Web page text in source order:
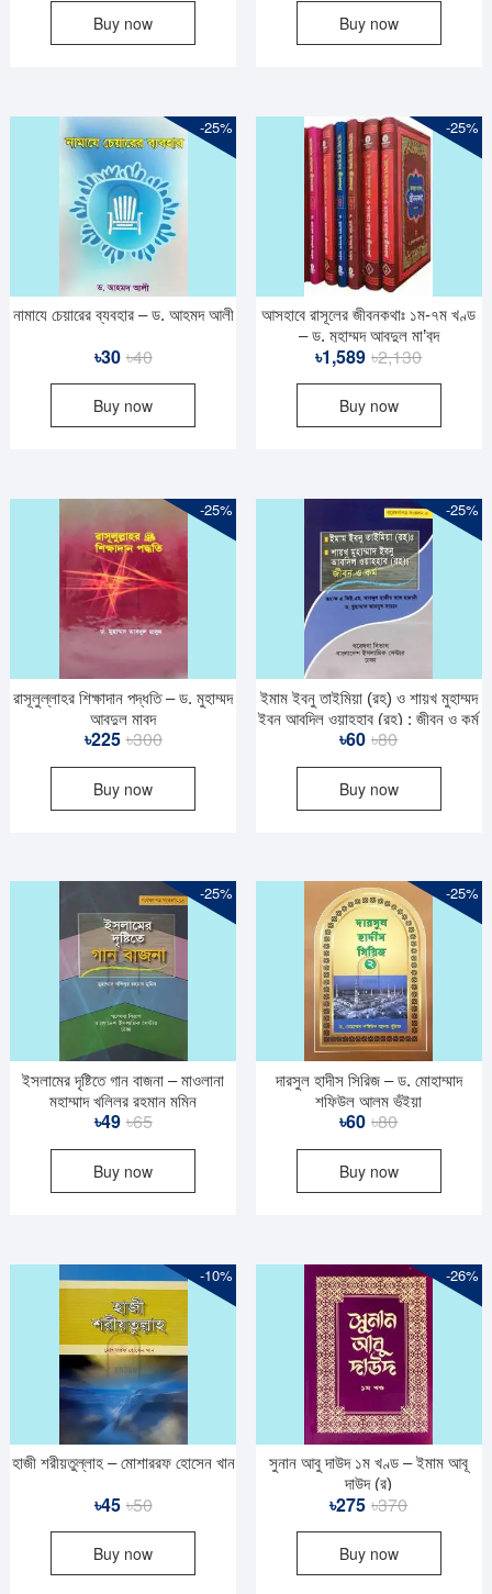
৳420.
৳310.
Buy now
৳180.
৳135.
Buy now
-25%
নামাযে চেয়ারের ব্যবহার – ড. আহমদ আলী
৳40Original
price
was:
৳40.
৳30
Current
price
is:
৳30.
Buy now
-25%
আসহাবে রাসূলের জীবনকথাঃ ১ম-৭ম খণ্ড
– ড. মুহাম্মদ আবদুল মা’বুদ
৳2,130Original
price
৳2,130.
৳1,589
Current
price
৳1,589.
Buy now
-25%
রাসূলুল্লাহর শিক্ষাদান পদ্ধতি – ড. মুহাম্মদ
আবদুল মাবুদ
৳300Original
price
৳300.
৳225
Current
price
৳225.
Buy now
-25%
ইমাম ইবনু তাইমিয়া (রহ) ও শায়খ মুহাম্মদ
ইবনু আবদিল ওয়াহহাব (রহ) : জীবন ও কর্ম
– ড. মুহাম্মদ আবদুস সামাদ
৳80Original
price
was:
৳80.
৳60
Current
price
is:
৳60.
Buy now
-25%
ইসলামের দৃষ্টিতে গান বাজনা – মাওলানা
মুহাম্মাদ খলিলুর রহমান মুমিন
৳65Original
price
was:
৳65.
৳49
Current
price
is:
৳49.
Buy now
-25%
দারসুল হাদীস সিরিজ – ড. মোহাম্মাদ
শফিউল আলম ভুঁইয়া
৳80Original
price
was:
৳80.
৳60
Current
price
is:
৳60.
Buy now
-10%
হাজী শরীয়তুল্লাহ – মোশাররফ হোসেন খান
৳50Original
price
was:
৳50.
৳45
Current
price
is:
৳45.
Buy now
-26%
সুনান আবু দাউদ ১ম খণ্ড – ইমাম আবূ
দাউদ (র)
৳370Original
price
৳370.
৳275
Current
price
৳275.
Buy now